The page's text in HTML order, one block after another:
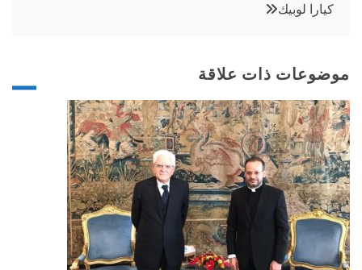
كيارا لوبيك
موضوعات ذات علاقة